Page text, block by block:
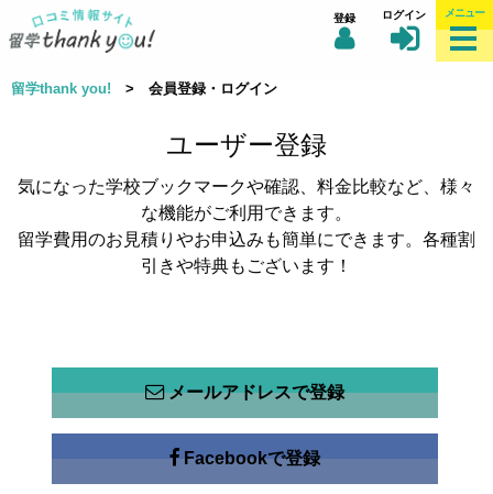
登録 ログイン メニュー
留学thank you! > 会員登録・ログイン
ユーザー登録
気になった学校ブックマークや確認、料金比較など、様々
な機能がご利用できます。
留学費用のお見積りやお申込みも簡単にできます。各種割
引きや特典もございます！
メールアドレスで登録
Facebookで登録